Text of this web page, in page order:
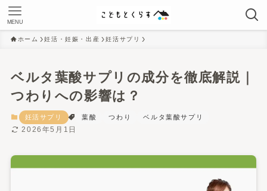
MENU
ホーム 妊活・妊娠・出産 妊活サプリ
ベルタ葉酸サプリの成分を徹底解説｜
つわりへの影響は？
妊活サプリ 葉酸 つわり ベルタ葉酸サプリ
2026年5月1日